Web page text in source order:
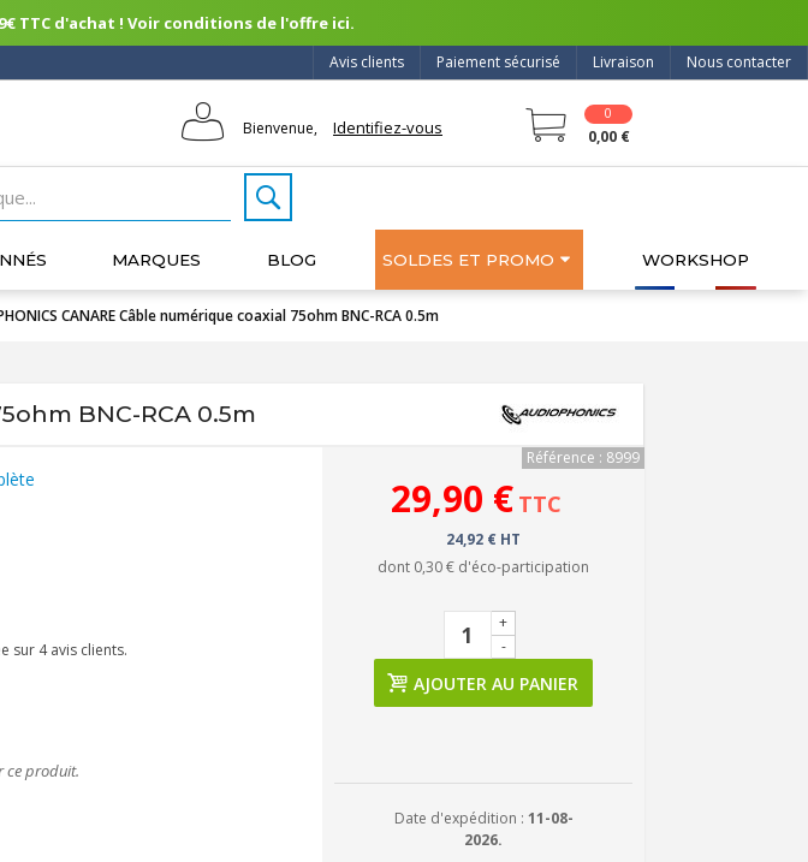
TTC d'achat ! Voir conditions de l'offre ici.
Nous contacter
Livraison
Paiement sécurisé
Avis clients
Bienvenue, Identifiez-vous
0
0,00 €
MARQUES BLOG SOLDES ET PROMO WORKSHOP
CANARE Câble numérique coaxial 75ohm BNC-RCA 0.5m
BNC-RCA 0.5m
sur 4avis clients.
ce produit.
Référence : 8999
29,90 € TTC
24,92 € HT
dont 0,30 € d'éco-participation
-
+
AJOUTER AU PANIER
Date d'expédition : 11-08-
2026.